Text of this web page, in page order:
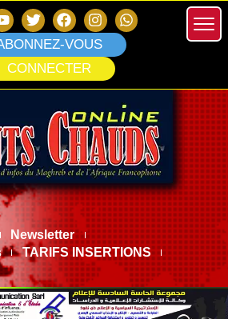
VOUS
CONNECTER
Newsletter
TARIFS INSERTIONS